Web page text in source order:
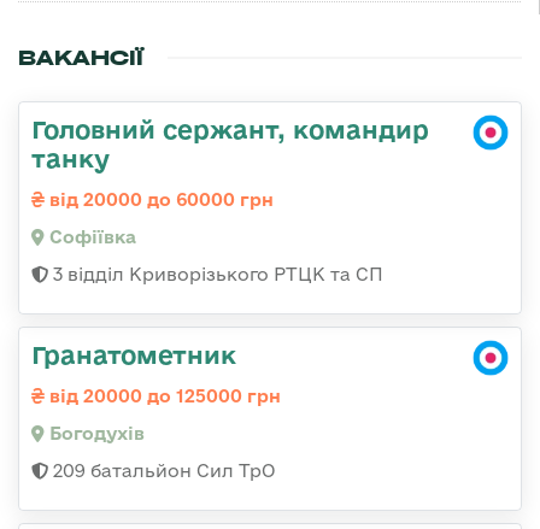
ВАКАНСІЇ
Головний сержант, командир
танку
від 20000 до 60000 грн
Софіївка
3 відділ Криворізького РТЦК та СП
Гранатометник
від 20000 до 125000 грн
Богодухів
209 батальйон Сил ТрО